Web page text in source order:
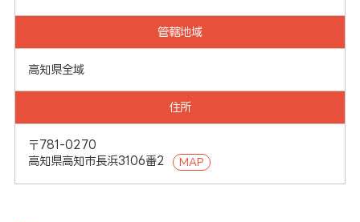
管轄地域
高知県全域
住所
〒781-0270
高知県高知市長浜3106番2
MAP